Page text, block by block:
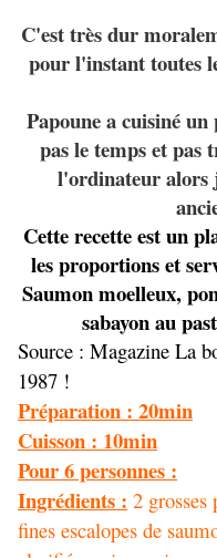
C'est très dur
pour l'instant toutes
Papoune a cuisiné
pas le temps et pas
l'ordinateur alors
Cette recette est un
les proportions et
Saumon moelleux,
sabayon au
Source : Magazine La
1987 !
Préparation : 20min
Cuisson : 10min
Pour 6 personnes :
Ingrédients : 2
fines escalopes de